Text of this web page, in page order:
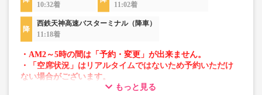
10:32着
11:02着
西鉄天神高速バスターミナル（降車）
11:18着
・AM2～5時の間は「予約・変更」が出来ません。
・「空席状況」はリアルタイムではないため予約いただけ
ない場合がございます。
・車両は予告なく変更となる場合がございます。これに伴
もっと見る